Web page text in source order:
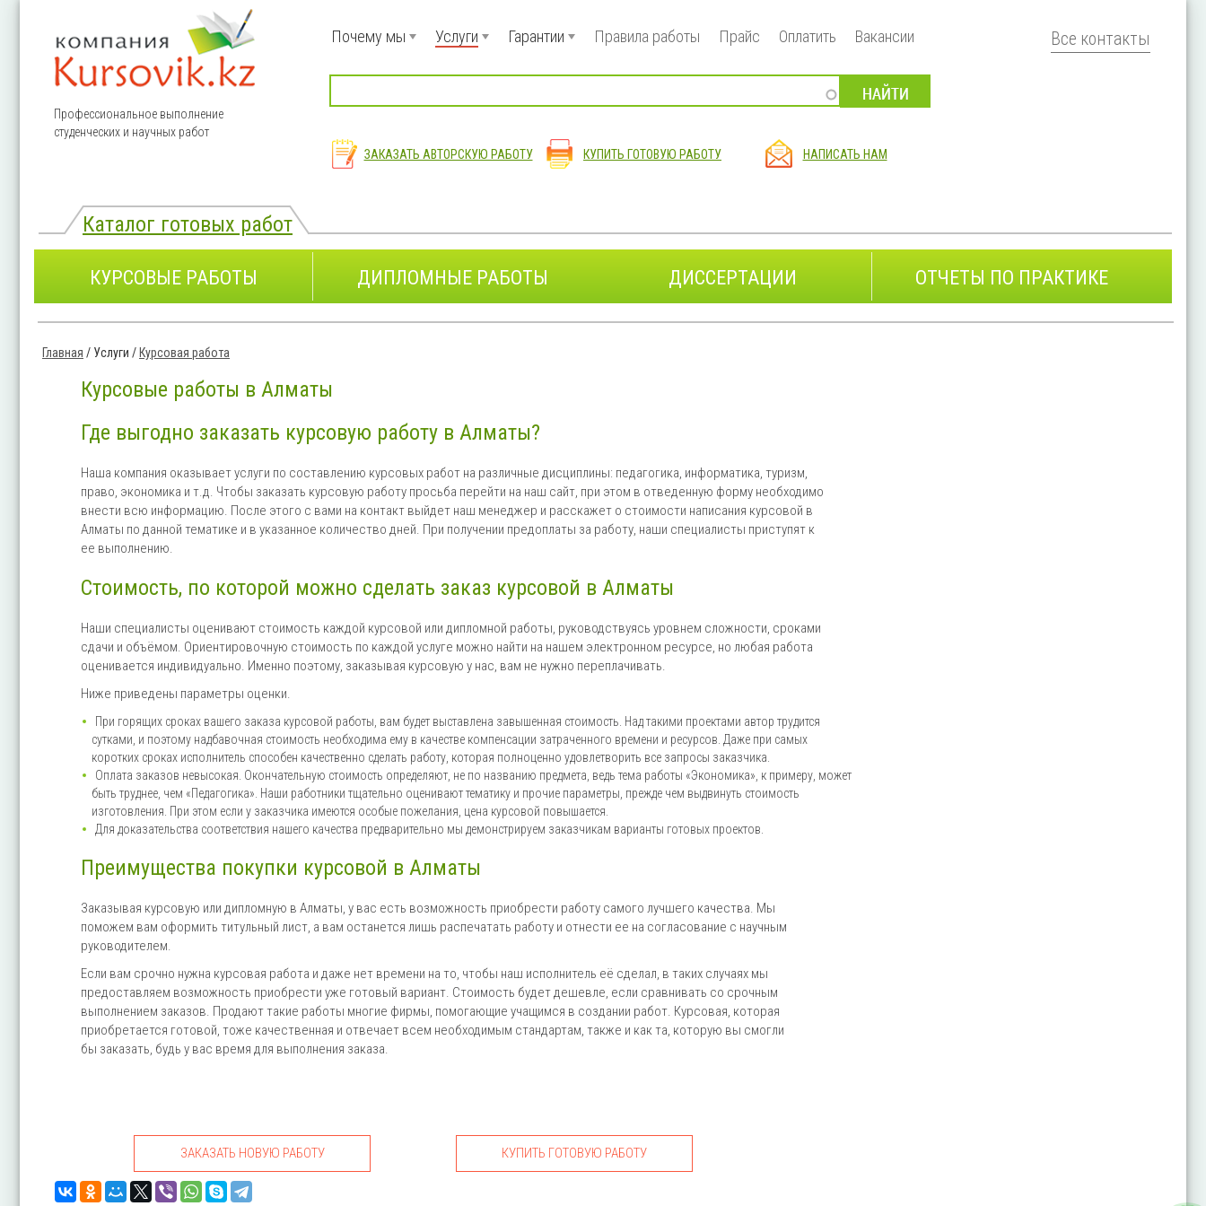
Профессиональное выполнение
студенческих и научных работ
Почему мы Услуги Гарантии Правила работы Прайс Оплатить Вакансии
ЗАКАЗАТЬ АВТОРСКУЮ РАБОТУ КУПИТЬ ГОТОВУЮ РАБОТУ НАПИСАТЬ НАМ
Все контакты
Каталог готовых работ
КУРСОВЫЕ РАБОТЫ ДИПЛОМНЫЕ РАБОТЫ ДИССЕРТАЦИИ ОТЧЕТЫ ПО ПРАКТИКЕ
Главная / Услуги / Курсовая работа
Курсовые работы в Алматы
Где выгодно заказать курсовую работу в Алматы?
Наша компания оказывает услуги по составлению курсовых работ на различные дисциплины: педагогика, информатика, туризм,
право, экономика и т.д. Чтобы заказать курсовую работу просьба перейти на наш сайт, при этом в отведенную форму необходимо
внести всю информацию. После этого с вами на контакт выйдет наш менеджер и расскажет о стоимости написания курсовой в
Алматы по данной тематике и в указанное количество дней. При получении предоплаты за работу, наши специалисты приступят к
ее выполнению.
Стоимость, по которой можно сделать заказ курсовой в Алматы
Наши специалисты оценивают стоимость каждой курсовой или дипломной работы, руководствуясь уровнем сложности, сроками
сдачи и объёмом. Ориентировочную стоимость по каждой услуге можно найти на нашем электронном ресурсе, но любая работа
оценивается индивидуально. Именно поэтому, заказывая курсовую у нас, вам не нужно переплачивать.
Ниже приведены параметры оценки.
При горящих сроках вашего заказа курсовой работы, вам будет выставлена завышенная стоимость. Над такими проектами автор трудится
сутками, и поэтому надбавочная стоимость необходима ему в качестве компенсации затраченного времени и ресурсов. Даже при самых
коротких сроках исполнитель способен качественно сделать работу, которая полноценно удовлетворить все запросы заказчика.
Оплата заказов невысокая. Окончательную стоимость определяют, не по названию предмета, ведь тема работы «Экономика», к примеру, может
быть труднее, чем «Педагогика». Наши работники тщательно оценивают тематику и прочие параметры, прежде чем выдвинуть стоимость
изготовления. При этом если у заказчика имеются особые пожелания, цена курсовой повышается.
Для доказательства соответствия нашего качества предварительно мы демонстрируем заказчикам варианты готовых проектов.
Преимущества покупки курсовой в Алматы
Заказывая курсовую или дипломную в Алматы, у вас есть возможность приобрести работу самого лучшего качества. Мы
поможем вам оформить титульный лист, а вам останется лишь распечатать работу и отнести ее на согласование с научным
руководителем.
Если вам срочно нужна курсовая работа и даже нет времени на то, чтобы наш исполнитель её сделал, в таких случаях мы
предоставляем возможность приобрести уже готовый вариант. Стоимость будет дешевле, если сравнивать со срочным
выполнением заказов. Продают такие работы многие фирмы, помогающие учащимся в создании работ. Курсовая, которая
приобретается готовой, тоже качественная и отвечает всем необходимым стандартам, также и как та, которую вы смогли
бы заказать, будь у вас время для выполнения заказа.
ЗАКАЗАТЬ НОВУЮ РАБОТУ КУПИТЬ ГОТОВУЮ РАБОТУ